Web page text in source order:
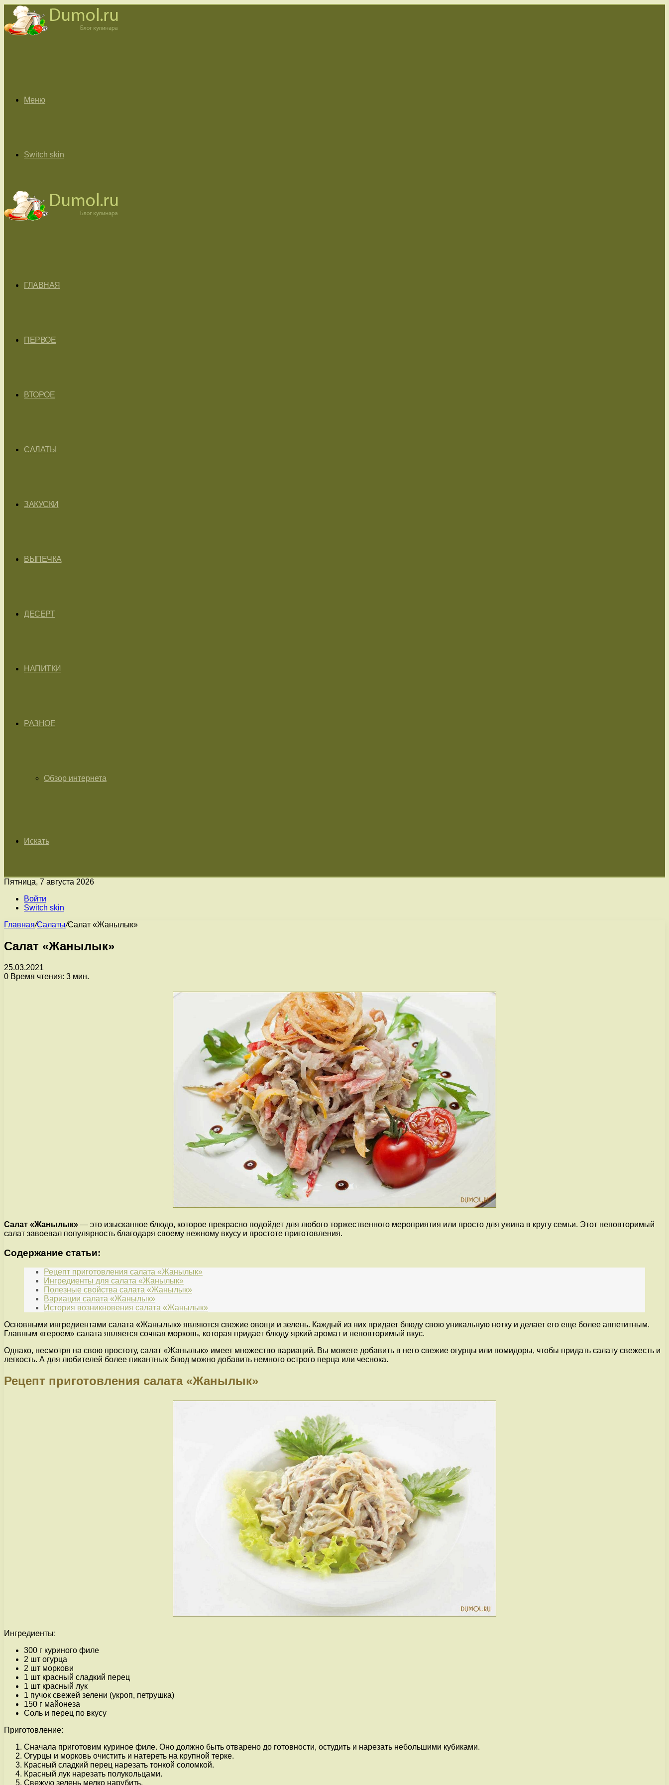
Меню
Switch skin
ГЛАВНАЯ
ПЕРВОЕ
ВТОРОЕ
САЛАТЫ
ЗАКУСКИ
ВЫПЕЧКА
ДЕСЕРТ
НАПИТКИ
РАЗНОЕ
Обзор интернета
Искать
Пятница, 7 августа 2026
Войти
Switch skin
Главная/Салаты/Салат «Жанылык»
Салат «Жанылык»
25.03.2021
0 Время чтения: 3 мин.
Салат «Жанылык» — это изысканное блюдо, которое прекрасно подойдет для любого торжественного мероприятия или просто для ужина в кругу семьи. Этот неповторимый
салат завоевал популярность благодаря своему нежному вкусу и простоте приготовления.
Содержание статьи:
Рецепт приготовления салата «Жанылык»
Ингредиенты для салата «Жанылык»
Полезные свойства салата «Жанылык»
Вариации салата «Жанылык»
История возникновения салата «Жанылык»
Основными ингредиентами салата «Жанылык» являются свежие овощи и зелень. Каждый из них придает блюду свою уникальную нотку и делает его еще более аппетитным.
Главным «героем» салата является сочная морковь, которая придает блюду яркий аромат и неповторимый вкус.
Однако, несмотря на свою простоту, салат «Жанылык» имеет множество вариаций. Вы можете добавить в него свежие огурцы или помидоры, чтобы придать салату свежесть и
легкость. А для любителей более пикантных блюд можно добавить немного острого перца или чеснока.
Рецепт приготовления салата «Жанылык»
Ингредиенты:
300 г куриного филе
2 шт огурца
2 шт моркови
1 шт красный сладкий перец
1 шт красный лук
1 пучок свежей зелени (укроп, петрушка)
150 г майонеза
Соль и перец по вкусу
Приготовление:
Сначала приготовим куриное филе. Оно должно быть отварено до готовности, остудить и нарезать небольшими кубиками.
Огурцы и морковь очистить и натереть на крупной терке.
Красный сладкий перец нарезать тонкой соломкой.
Красный лук нарезать полукольцами.
Свежую зелень мелко нарубить.